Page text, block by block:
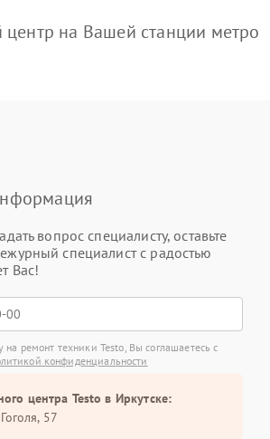
на Вашей станции метро
вопрос специалисту, оставьте
специалист с радостью
Вас!
на ремонт техники Testo, Вы соглашаетесь с
конфиденциальности
центра Testo в Иркутске:
57